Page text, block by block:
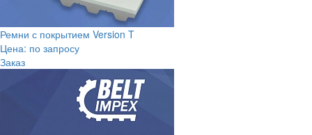
Ремни с покрытием Version T
Цена: по запросу
Заказ